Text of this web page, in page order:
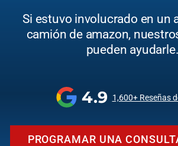
Si estuvo involucrado en un
camión de amazon,
pueden ayudarle.
4.9 1,600+ Reseñas
PROGRAMAR UNA